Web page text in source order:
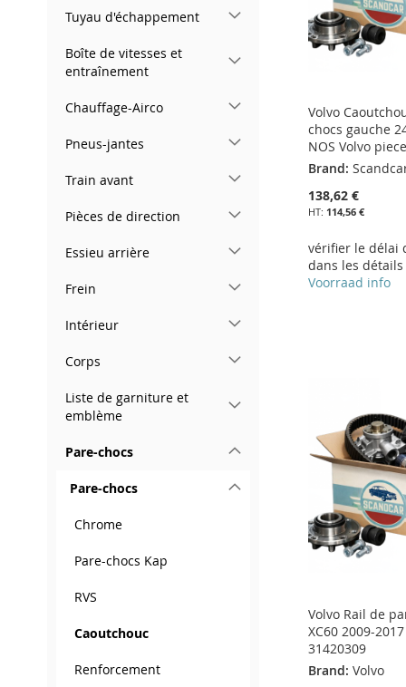
Volvo
chocs gauche
NOS Volvo
Brand:
138,62 €
114,56 €
vérifier le délai
dans les
Voorraad info
MA
AU
MA
AU
MA
AU
Ajouter au panier
AJOUTER
À
LISTE
D’ENVIE
AJOUTER
COMPARATEUR
Volvo Rail de
XC60 2009-
31420309
Brand: Volvo
Tuyau d'échappement
Boîte de vitesses et
entraînement
Chauffage-Airco
Pneus-jantes
Train avant
Pièces de direction
Essieu arrière
Frein
Intérieur
Corps
Liste de garniture et
emblème
Pare-chocs
Pare-chocs
Chrome
Pare-chocs Kap
RVS
Caoutchouc
Renforcement